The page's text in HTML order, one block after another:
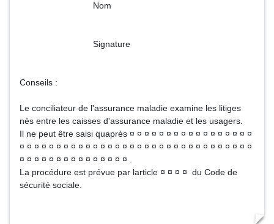
Nom
Signature
Conseils :
Le conciliateur de l'assurance maladie examine les litiges
nés entre les caisses d'assurance maladie et les usagers.
Il ne peut être saisi quaprès ¤ ¤ ¤ ¤ ¤ ¤ ¤ ¤ ¤ ¤ ¤ ¤ ¤ ¤ ¤ ¤ ¤
¤ ¤ ¤ ¤ ¤ ¤ ¤ ¤ ¤ ¤ ¤ ¤ ¤ ¤ ¤ ¤ ¤ ¤ ¤ ¤ ¤ ¤ ¤ ¤ ¤ ¤ ¤ ¤ ¤ ¤ ¤ ¤
¤ ¤ ¤ ¤ ¤ ¤ ¤ ¤ ¤ ¤ ¤ ¤ ¤ ¤ ¤ .
La procédure est prévue par larticle ¤ ¤ ¤ ¤ du Code de
sécurité sociale.